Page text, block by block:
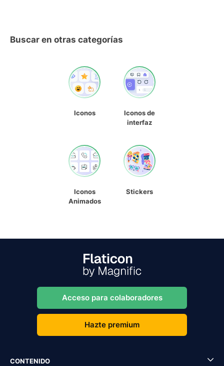
Buscar en otras categorías
Iconos
Iconos de
interfaz
Iconos
Animados
Stickers
Acceso para colaboradores
Hazte premium
CONTENIDO